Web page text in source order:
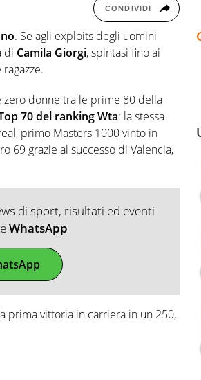
CONDIVIDI
. Se agli exploits degli uomini
di Camila Giorgi, spintasi fino ai
zero donne tra le prime 80 della
70 del ranking Wta: la stessa
primo Masters 1000 vinto in
69 grazie al successo di Valencia,
di sport, risultati ed eventi
WhatsApp
prima vittoria in carriera in un 250,